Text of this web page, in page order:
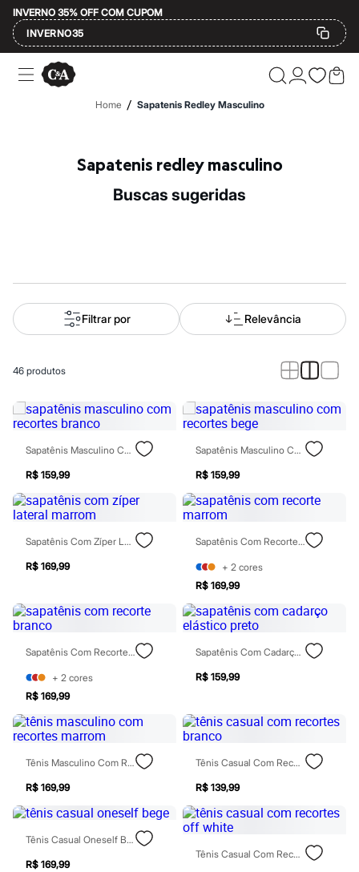
INVERNO 35% OFF COM CUPOM
INVERNO35
Ofertas
Compre por Departamento
Alfaiataria
Novidades
Roupas
Blusas e Camisetas
Casacos e Jaquetas
Macacões
Saias
Shorts e Bermudas
Vestidos
Bolsas
Bonés e Chapéus
Bijoux
Cintos
Óculos
Relógios
Calçados
Rasteirinhas
Sandálias
Sapatilhas
Tênis
City
Clock House
Sawary
Yessica
Acessórios
Blusas
Calçados
Leggings
Shorts e Bermudas
Tops
Calcinhas
Home / Sapatenis Redley Masculino
Sapatenis redley masculino
buscas sugeridas
Filtrar por Relevância
46 produtos
Sapatênis Masculino Com Recortes Branco
R$ 159,99
Sapatênis Masculino Com Recortes Bege
R$ 159,99
Sapatênis Com Zíper Lateral Marrom
R$ 169,99
Sapatênis Com Recorte Marrom
+ 2 cores
R$ 169,99
Sapatênis Com Recorte Branco
+ 2 cores
R$ 169,99
Sapatênis Com Cadarço Elástico Preto
R$ 159,99
Tênis Masculino Com Recortes Marrom
R$ 169,99
Tênis Casual Com Recortes Branco
R$ 139,99
Tênis Casual Oneself Bege
R$ 169,99
Tênis Casual Com Recortes Off White